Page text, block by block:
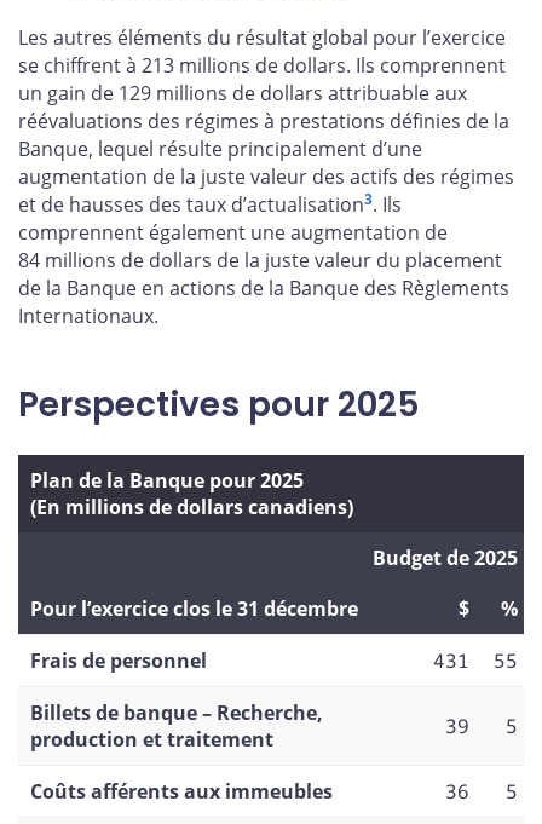
Les autres éléments du résultat global pour l’exercice
se chiffrent à 213 millions de dollars. Ils comprennent
un gain de 129 millions de dollars attribuable aux
réévaluations des régimes à prestations définies de la
Banque, lequel résulte principalement d’une
augmentation de la juste valeur des actifs des régimes
et de hausses des taux d’actualisation3. Ils
comprennent également une augmentation de
84 millions de dollars de la juste valeur du placement
de la Banque en actions de la Banque des Règlements
Internationaux.
Perspectives pour 2025
Plan de la Banque pour 2025
(En millions de dollars canadiens)
Budget de 2025
Pour l’exercice clos le 31 décembre
$
%
Frais de personnel
431
55
Billets de banque – Recherche,
production et traitement
39 5
Coûts afférents aux immeubles 36 5